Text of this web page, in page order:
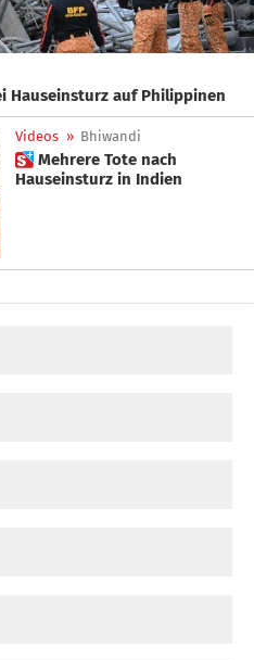
Hauseinsturz auf Philippinen
Videos » Bhiwandi
 Mehrere Tote nach
Hauseinsturz in Indien